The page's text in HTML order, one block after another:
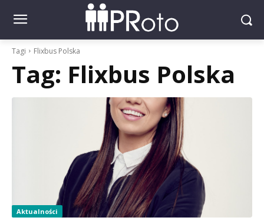
Tagi Flixbus Polska
Tag: Flixbus Polska
Aktualności